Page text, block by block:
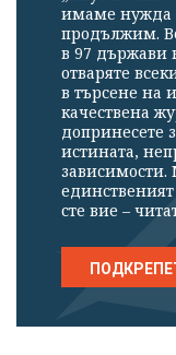
имаме нужда
продължим.
в 97 държави
отваряте
в търсене на
качествена
допринесете
истината,
зависимости.
сте вие –